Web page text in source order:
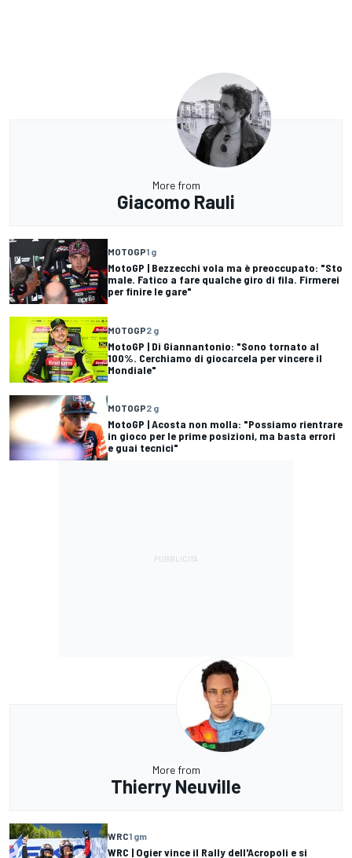
More from
Giacomo Rauli
MOTOGP1 g
MotoGP | Bezzecchi vola ma è preoccupato: "Sto
male. Fatico a fare qualche giro di fila. Firmerei
per finire le gare"
MOTOGP2 g
MotoGP | Di Giannantonio: "Sono tornato al
100%. Cerchiamo di giocarcela per vincere il
Mondiale"
MOTOGP2 g
MotoGP | Acosta non molla: "Possiamo rientrare
in gioco per le prime posizioni, ma basta errori
e guai tecnici"
More from
Thierry Neuville
WRC1 gm
WRC | Ogier vince il Rally dell'Acropoli e si